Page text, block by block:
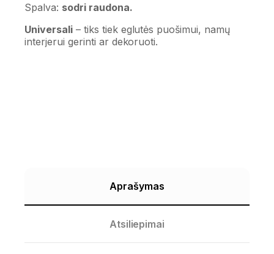
Spalva: sodri raudona.
Universali– tiks tiek eglutės puošimui, namų
interjerui gerinti ar dekoruoti.
Aprašymas
Atsiliepimai